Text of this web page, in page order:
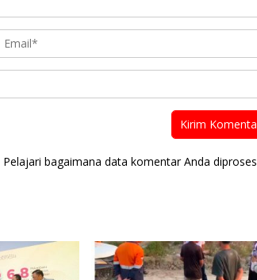
Pelajari bagaimana data komentar Anda diproses